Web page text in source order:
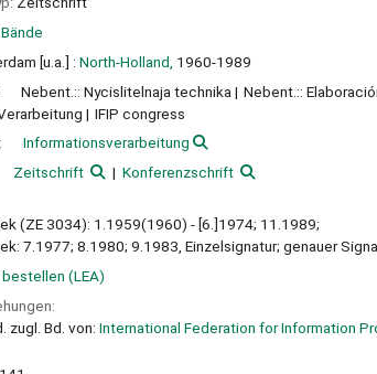
[u.a.] : North-Holland, 1960-1989
Nebent.:: Nycislitelnaja technika Nebent.::
IFIP congress
Informationsverarbeitung
Zeitschrift
Konferenzschrift
(ZE 3034): 1.1959(1960) - [6.]1974; 11.1989;
7.1977; 8.1980; 9.1983, Einzelsignatur; genauer
(LEA)
zugl. Bd. von: International Federation for Information